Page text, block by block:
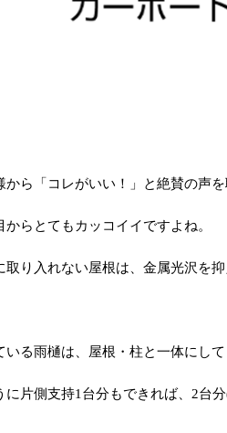
から「コレがいい！」と絶賛の声を
からとてもカッコイイですよね。
取り入れない屋根は、金属光沢を
いる雨樋は、屋根・柱と一体にし
に片側支持1 台分もできれば、 2台分